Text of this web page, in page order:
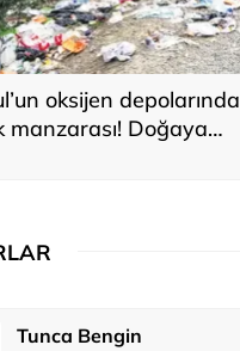
oksijen depolarında
manzarası! Doğaya
Tunca Bengin